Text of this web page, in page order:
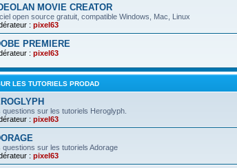
MOVIE CREATOR
open source gratuit, compatible Windows, Mac, Linux
: pixel63
PREMIERE
: pixel63
LES TUTORIELS PRODAD
questions sur les tutoriels Heroglyph.
: pixel63
questions sur les tutoriels Adorage
: pixel63